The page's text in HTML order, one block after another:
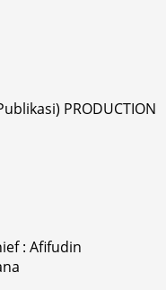
PRODUCTION
: Afifudin